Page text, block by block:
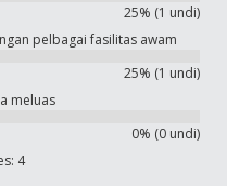
25% (1 undi)
pelbagai fasilitas awam
25% (1 undi)
meluas
0% (0 undi)
4